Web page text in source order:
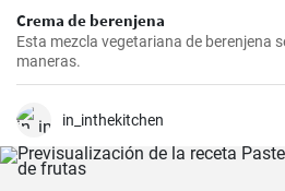
Crema de berenjena
Esta mezcla vegetariana de berenjena
maneras.
in_inthekitchen